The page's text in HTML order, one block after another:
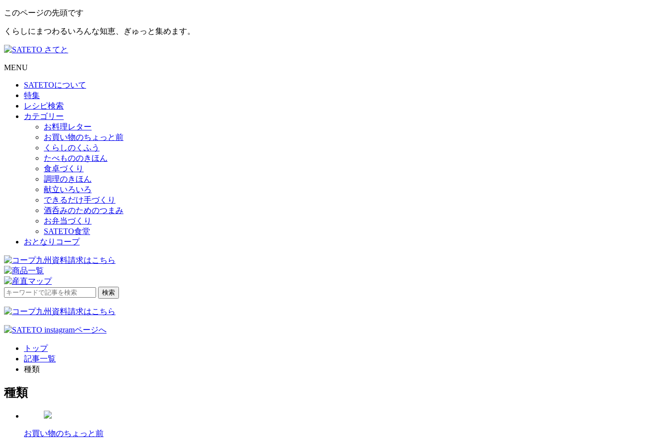
このページの先頭です
くらしにまつわるいろんな知恵、ぎゅっと集めます。
MENU
SATETOについて
特集
レシピ検索
カテゴリー
お料理レター
お買い物のちょっと前
くらしのくふう
たべもののきほん
食卓づくり
調理のきほん
献立いろいろ
できるだけ手づくり
酒呑みのためのつまみ
お弁当づくり
SATETO食堂
おとなりコープ
検
対
検索
トップ
記事一覧
種類
種類
お買い物のちょっと前